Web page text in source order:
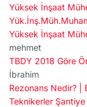
Yüksek İnşaat
Yüksek İnşaat
mehmet
TBDY 2018 Göre
İbrahim
Rezonans Nedir? |
Teknikerler Şantiye